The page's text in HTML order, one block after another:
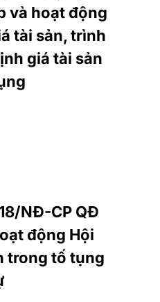
và hoạt động
tài sản, trình
giá tài sản
NĐ-CP QĐ
động Hội
trong tố tụng